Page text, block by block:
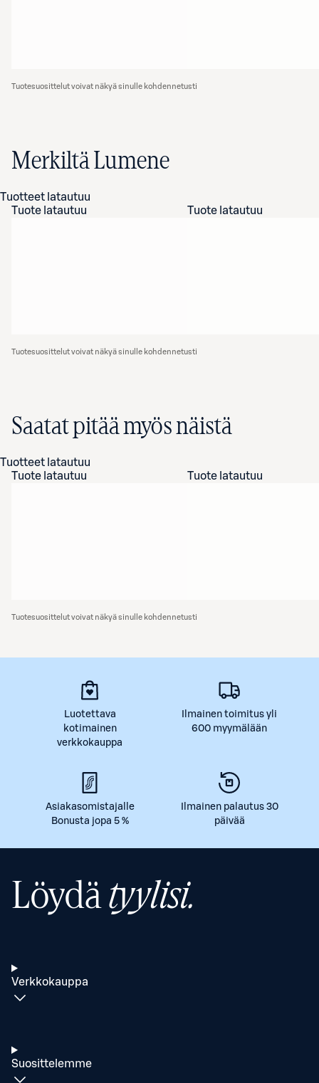
Tuotesuosittelut voivat näkyä sinulle kohdennetusti
Merkiltä Lumene
Tuotteet latautuu
Tuote latautuu
Tuote latautuu
Tuotesuosittelut voivat näkyä sinulle kohdennetusti
Saatat pitää myös näistä
Tuotteet latautuu
Tuote latautuu
Tuote latautuu
Tuotesuosittelut voivat näkyä sinulle kohdennetusti
Luotettava
kotimainen
verkkokauppa
Ilmainen toimitus yli
600 myymälään
Asiakasomistajalle
Bonusta jopa 5 %
Ilmainen palautus 30
päivää
Löydätyylisi.
Verkkokauppa
Suosittelemme